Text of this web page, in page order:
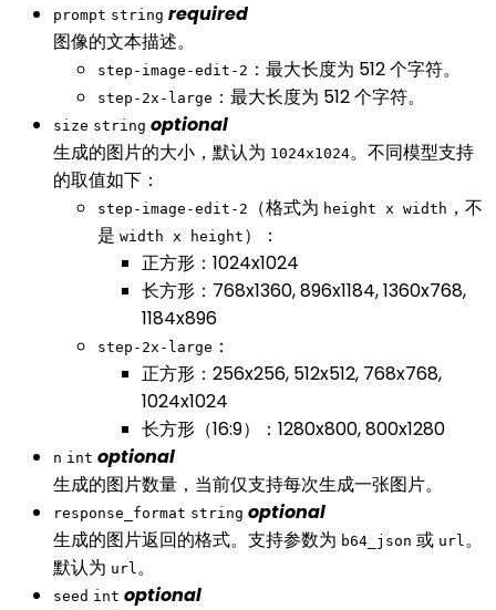
prompt string required
图像的文本描述。
step-image-edit-2 ：最大长度为 512 个字符。
step-2x-large ：最大长度为 512 个字符。
size string optional
生成的图片的大小，默认为 1024x1024。不同模型支持
的取值如下：
step-image-edit-2 （格式为 height x width ，不
是 width x height ）：
正方形：1024x1024
长方形：768x1360, 896x1184, 1360x768,
1184x896
step-2x-large ：
正方形：256x256, 512x512, 768x768,
1024x1024
长方形（16:9）：1280x800, 800x1280
n int optional
生成的图片数量，当前仅支持每次生成一张图片。
response_format string optional
生成的图片返回的格式。支持参数为 b64_json 或 url。
默认为 url。
seed int optional